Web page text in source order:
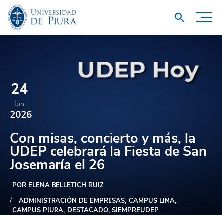
24
Jun
2026
Con misas, concierto y más, la
UDEP celebrará la Fiesta de San
Josemaría el 26
POR ELENA BELLETICH RUIZ
ADMINISTRACIÓN DE EMPRESAS CAMPUS LIMA
CAMPUS PIURA DESTACADO SIEMPREUDEP